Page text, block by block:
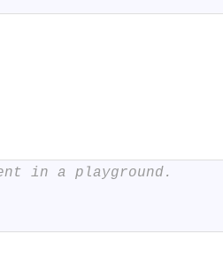
in a playground.